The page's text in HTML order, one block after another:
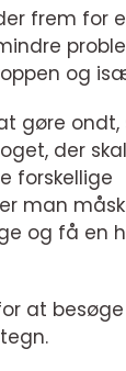
frem for
og
gøre
der
forskellige
man
og få en
at